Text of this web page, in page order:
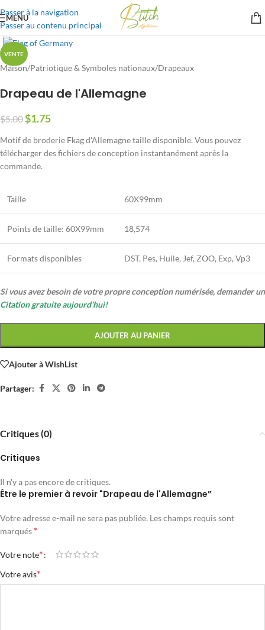
Passer à la navigation
Passer au contenu principal
MENU
VENTE
Maison/Patriotique & Symboles nationaux/Drapeaux
Drapeau de l'Allemagne
$5.00$1.75
Motif de broderie Fkag d'Allemagne taille disponible. Vous pouvez
télécharger des fichiers de conception instantanément après la
commande.
Taille 60X99mm
Points de taille: 60X99mm 18,574
Formats disponibles DST, Pes, Huile, Jef, ZOO, Exp, Vp3
Si vous avez besoin de votre propre conception numérisée, demander un
Citation gratuite aujourd'hui!
AJOUTER AU PANIER
Ajouter à WishList
Partager:
Critiques (0)
Critiques
Il n'y a pas encore de critiques.
Être le premier à revoir "Drapeau de l'Allemagne”
Votre adresse e-mail ne sera pas publiée. Les champs requis sont
marqués *
Votre note*
Votre avis*